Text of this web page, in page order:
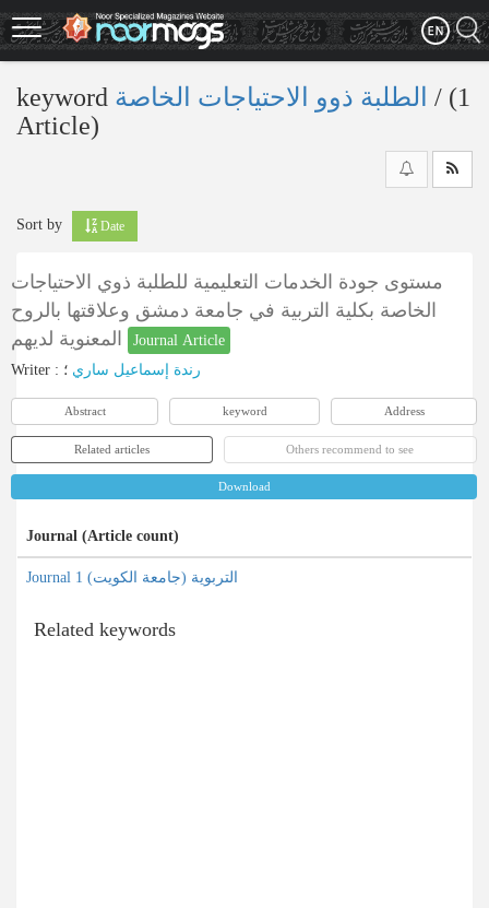
Skip
to
main
keyword
‎/ (1
Article)
Sort by Date
مستوى جودة الخدمات التعليمية للطلبة ذوي الاحتياجات
الخاصة بكلية التربية في جامعة دمشق وعلاقتها بالروح
Journal Article
Writer : رندة إسماعيل ساري ؛
Abstract keyword Address
Related articles Others recommend to see
Download
Journal (Article count)
Journal التربویة (جامعة الکویت) 1
Related keywords